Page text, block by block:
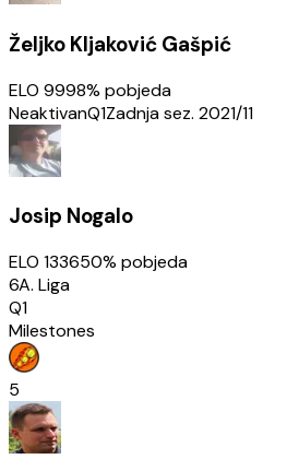
Željko Kljaković Gašpić
ELO 9998% pobjeda
NeaktivanQ1Zadnja sez. 2021/11
Josip Nogalo
ELO 133650% pobjeda
6A. Liga
Q1
Milestones
5